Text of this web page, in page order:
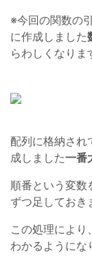
※今回の関数の
に作成しました
らわしくなりま
配列に格納され
成しました一番
順番という変数
ずつ足しておき
この処理によ
わかるようにな